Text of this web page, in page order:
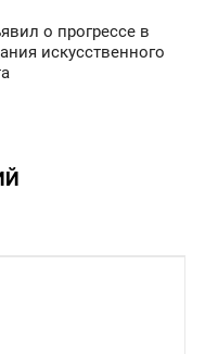
о прогрессе в
искусственного